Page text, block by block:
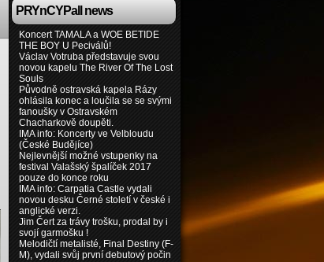
PRYnCYPall news
Koncert TAMALA a WOE BETIDE
THE BOY U Peciválů!
Václav Votruba představuje svou
novou kapelu The River Of The Lost
Souls
Původně ostravská kapela Rázy
ohlásila konec a loučila se se svými
fanoušky v Ostravském
Chacharkově doupěti.
IMA info: Koncerty ve Velbloudu
(České Budějíce)
Nejlevnější možné vstupenky na
festival Valašský špalíček 2017
pouze do konce roku
IMA info: Carpatia Castle vydali
novou desku Černé století v české i
anglické verzi.
Jim Čert za trávy trošku, prodal by i
svojí garmošku !
Melodičtí metalisté, Final Destiny (F-
M), vydali svůj první debutový počin